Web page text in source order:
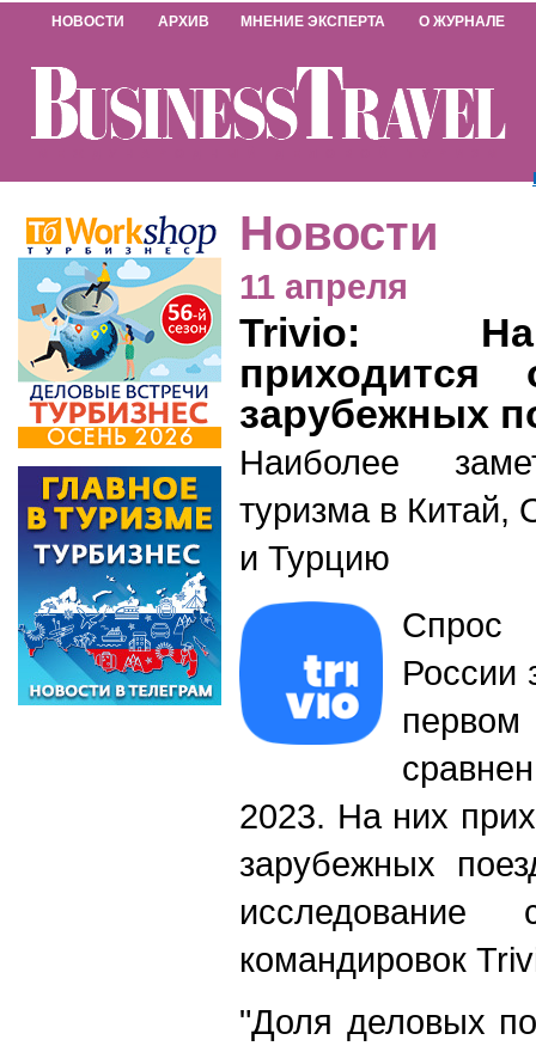
НОВОСТИ АРХИВ МНЕНИЕ ЭКСПЕРТА О ЖУРНАЛЕ
Новости
11 апреля
Trivio: На
приходится
зарубежных
Наиболее
туризма в
и Турцию
Спрос
России
первом
2023. На них
зарубежных
исследование
командировок
"Доля деловых